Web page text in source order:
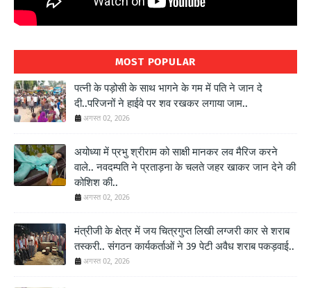
MOST POPULAR
पत्नी के पड़ोसी के साथ भागने के गम में पति ने जान दे
दी..परिजनों ने हाईवे पर शव रखकर लगाया जाम..
अगस्त 02, 2026
अयोध्या में प्रभु श्रीराम को साक्षी मानकर लव मैरिज करने
वाले.. नवदम्पति ने प्रताड़ना के चलते जहर खाकर जान देने की
कोशिश की..
अगस्त 02, 2026
मंत्रीजी के क्षेत्र में जय चित्रगुप्त लिखी लग्जरी कार से शराब
तस्करी.. संगठन कार्यकर्ताओं ने 39 पेटी अवैध शराब पकड़वाई..
अगस्त 02, 2026